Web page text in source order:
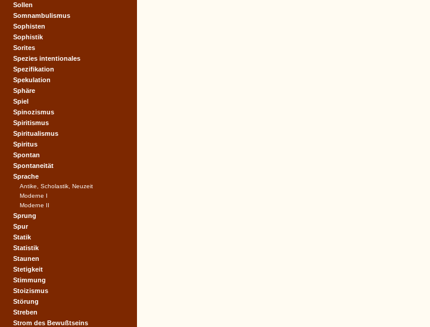
Sollen
Somnambulismus
Sophisten
Sophistik
Sorites
Spezies intentionales
Spezifikation
Spekulation
Sphäre
Spiel
Spinozismus
Spiritismus
Spiritualismus
Spiritus
Spontan
Spontaneität
Sprache
Antike, Scholastik, Neuzeit
Moderne I
Moderne II
Sprung
Spur
Statik
Statistik
Staunen
Stetigkeit
Stimmung
Stoizismus
Störung
Streben
Strom des Bewußtseins